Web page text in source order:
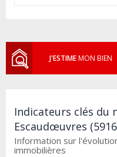
J'ESTIMEMON BIEN
Indicateurs clés du
Escaudœuvres
Information sur
immobilières